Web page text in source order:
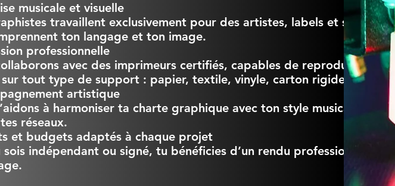
musicale et visuelle
travaillent exclusivement pour des artistes, labels et studios
ton langage et ton image.
professionnelle
avec des imprimeurs certifiés, capables de reproduire tes
sur tout type de support : papier, textile, vinyle, carton rigide, etc.
artistique
à harmoniser ta charte graphique avec ton style musical, ton
réseaux.
et budgets adaptés à chaque projet
indépendant ou signé, tu bénéficies d’un rendu professionnel à